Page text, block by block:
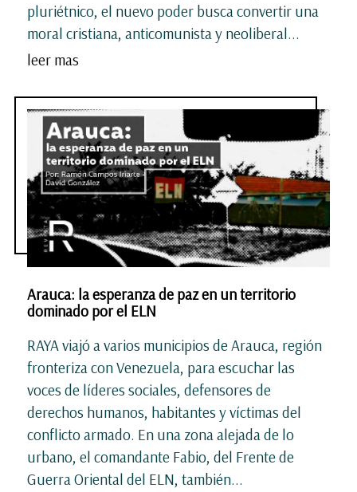
pluriétnico, el nuevo poder busca convertir una
moral cristiana, anticomunista y neoliberal...
leer mas
Arauca: la esperanza de paz en un territorio
dominado por el ELN
RAYA viajó a varios municipios de Arauca, región
fronteriza con Venezuela, para escuchar las
voces de líderes sociales, defensores de
derechos humanos, habitantes y víctimas del
conflicto armado. En una zona alejada de lo
urbano, el comandante Fabio, del Frente de
Guerra Oriental del ELN, también...